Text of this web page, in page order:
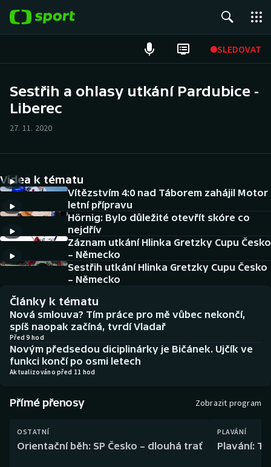
SLEDOVAT
Hokej
Cyklistika
DALŠÍ SPORTY
Americký fotbal
Baseball a softbal
Basketbal
Biatlon
Boby a skeleton
Box
Curling
NEPŘEHLÉDNĚTE
Historické návraty
Aplikace ČT sport
AZ kvíz
Sestřih a ohlasy utkání Pardubice -
Liberec
27. 11. 2020
Videa k tématu
Vítězstvím 4:0 nad Táborem zahájil Motor
letní přípravu
Hörnig: Bylo důležité otevřít skóre co
nejdřív
Záznam utkání Hlinka Gretzky Cupu Česko
– Německo
Sestřih utkání Hlinka Gretzky Cupu Česko
– Německo
Články k tématu
Nová smlouva? Tím práce pro mě vůbec nekončí,
spíš naopak začíná, tvrdí Vladař
Před 9 hod
Novým předsedou diciplinárky je Bičánek. Ujčík ve
funkci končí po osmi letech
Aktualizováno před 11 hod
Přímé přenosy Zobrazit program
OSTATNÍ
Orientační běh: SP Česko – dlouhá trať
PLAVÁNÍ
Plavání: